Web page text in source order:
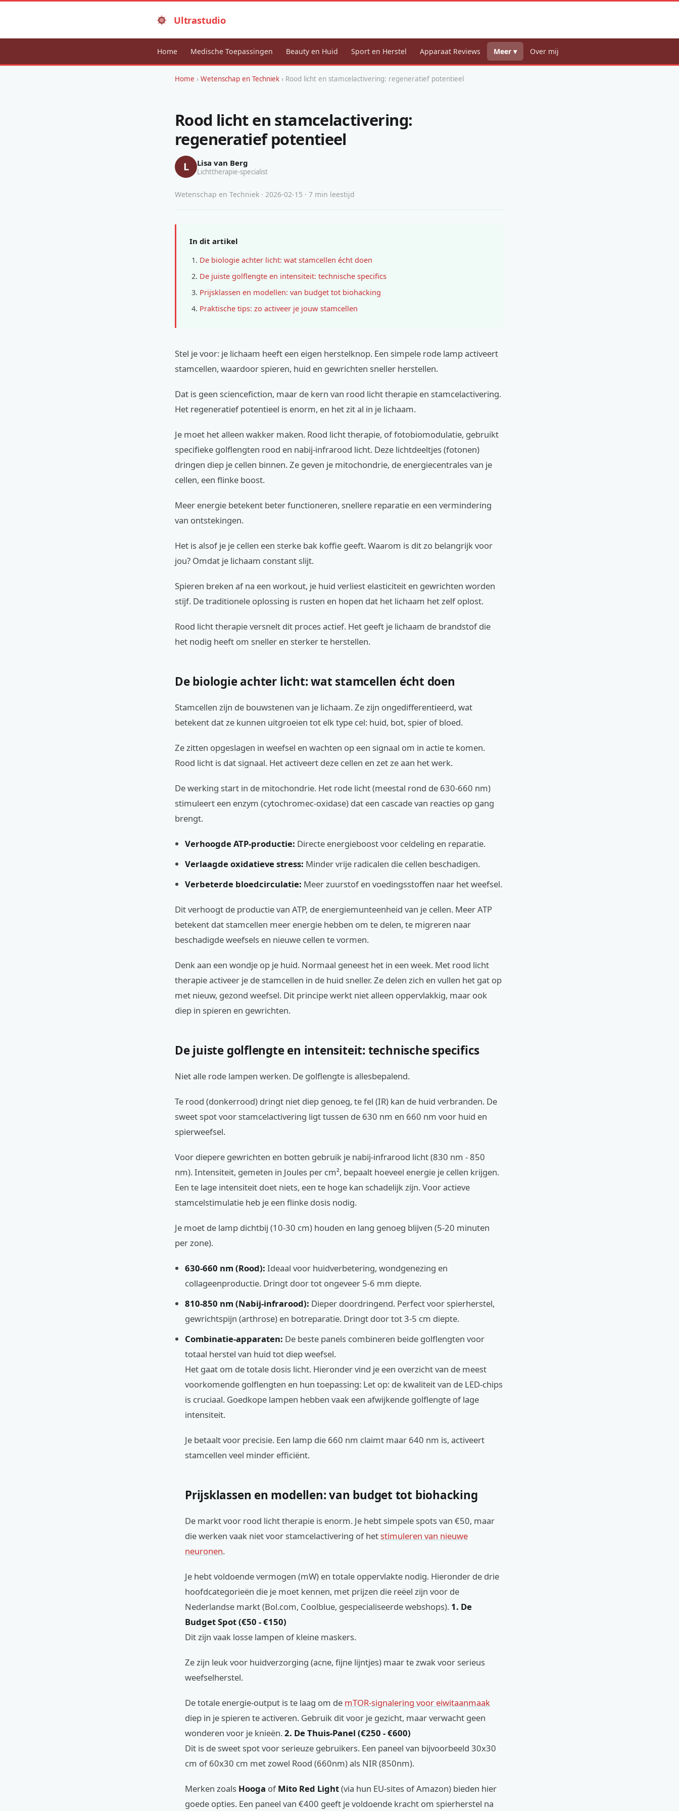
Ultrastudio
Home Medische Toepassingen Beauty en Huid Sport en Herstel Apparaat Reviews Meer ▾ Over mij
Home › Wetenschap en Techniek › Rood licht en stamcelactivering: regeneratief potentieel
Rood licht en stamcelactivering:
regeneratief potentieel
L Lisa van Berg
Lichttherapie-specialist
Wetenschap en Techniek · 2026-02-15 · 7 min leestijd
In dit artikel
De biologie achter licht: wat stamcellen écht doen
De juiste golflengte en intensiteit: technische specifics
Prijsklassen en modellen: van budget tot biohacking
Praktische tips: zo activeer je jouw stamcellen
Stel je voor: je lichaam heeft een eigen herstelknop. Een simpele rode lamp activeert
stamcellen, waardoor spieren, huid en gewrichten sneller herstellen.
Dat is geen sciencefiction, maar de kern van rood licht therapie en stamcelactivering.
Het regeneratief potentieel is enorm, en het zit al in je lichaam.
Je moet het alleen wakker maken. Rood licht therapie, of fotobiomodulatie, gebruikt
specifieke golflengten rood en nabij-infrarood licht. Deze lichtdeeltjes (fotonen)
dringen diep je cellen binnen. Ze geven je mitochondrie, de energiecentrales van je
cellen, een flinke boost.
Meer energie betekent beter functioneren, snellere reparatie en een vermindering
van ontstekingen.
Het is alsof je je cellen een sterke bak koffie geeft. Waarom is dit zo belangrijk voor
jou? Omdat je lichaam constant slijt.
Spieren breken af na een workout, je huid verliest elasticiteit en gewrichten worden
stijf. De traditionele oplossing is rusten en hopen dat het lichaam het zelf oplost.
Rood licht therapie versnelt dit proces actief. Het geeft je lichaam de brandstof die
het nodig heeft om sneller en sterker te herstellen.
De biologie achter licht: wat stamcellen écht doen
Stamcellen zijn de bouwstenen van je lichaam. Ze zijn ongedifferentieerd, wat
betekent dat ze kunnen uitgroeien tot elk type cel: huid, bot, spier of bloed.
Ze zitten opgeslagen in weefsel en wachten op een signaal om in actie te komen.
Rood licht is dat signaal. Het activeert deze cellen en zet ze aan het werk.
De werking start in de mitochondrie. Het rode licht (meestal rond de 630-660 nm)
stimuleert een enzym (cytochromec-oxidase) dat een cascade van reacties op gang
brengt.
Verhoogde ATP-productie: Directe energieboost voor celdeling en reparatie.
Verlaagde oxidatieve stress: Minder vrije radicalen die cellen beschadigen.
Verbeterde bloedcirculatie: Meer zuurstof en voedingsstoffen naar het weefsel.
Dit verhoogt de productie van ATP, de energiemunteenheid van je cellen. Meer ATP
betekent dat stamcellen meer energie hebben om te delen, te migreren naar
beschadigde weefsels en nieuwe cellen te vormen.
Denk aan een wondje op je huid. Normaal geneest het in een week. Met rood licht
therapie activeer je de stamcellen in de huid sneller. Ze delen zich en vullen het gat op
met nieuw, gezond weefsel. Dit principe werkt niet alleen oppervlakkig, maar ook
diep in spieren en gewrichten.
De juiste golflengte en intensiteit: technische specifics
Niet alle rode lampen werken. De golflengte is allesbepalend.
Te rood (donkerrood) dringt niet diep genoeg, te fel (IR) kan de huid verbranden. De
sweet spot voor stamcelactivering ligt tussen de 630 nm en 660 nm voor huid en
spierweefsel.
Voor diepere gewrichten en botten gebruik je nabij-infrarood licht (830 nm - 850
nm). Intensiteit, gemeten in Joules per cm², bepaalt hoeveel energie je cellen krijgen.
Een te lage intensiteit doet niets, een te hoge kan schadelijk zijn. Voor actieve
stamcelstimulatie heb je een flinke dosis nodig.
Je moet de lamp dichtbij (10-30 cm) houden en lang genoeg blijven (5-20 minuten
per zone).
630-660 nm (Rood): Ideaal voor huidverbetering, wondgenezing en
collageenproductie. Dringt door tot ongeveer 5-6 mm diepte.
810-850 nm (Nabij-infrarood): Dieper doordringend. Perfect voor spierherstel,
gewrichtspijn (arthrose) en botreparatie. Dringt door tot 3-5 cm diepte.
Combinatie-apparaten: De beste panels combineren beide golflengten voor
totaal herstel van huid tot diep weefsel.
Het gaat om de totale dosis licht. Hieronder vind je een overzicht van de meest
voorkomende golflengten en hun toepassing: Let op: de kwaliteit van de LED-chips
is cruciaal. Goedkope lampen hebben vaak een afwijkende golflengte of lage
intensiteit.
Je betaalt voor precisie. Een lamp die 660 nm claimt maar 640 nm is, activeert
stamcellen veel minder efficiënt.
Prijsklassen en modellen: van budget tot biohacking
De markt voor rood licht therapie is enorm. Je hebt simpele spots van €50, maar
die werken vaak niet voor stamcelactivering of hetstimuleren van nieuwe
neuronen.
Je hebt voldoende vermogen (mW) en totale oppervlakte nodig. Hieronder de drie
hoofdcategorieën die je moet kennen, met prijzen die reëel zijn voor de
Nederlandse markt (Bol.com, Coolblue, gespecialiseerde webshops). 1. De
Budget Spot (€50 - €150)
Dit zijn vaak losse lampen of kleine maskers.
Ze zijn leuk voor huidverzorging (acne, fijne lijntjes) maar te zwak voor serieus
weefselherstel.
De totale energie-output is te laag om de mTOR-signalering voor eiwitaanmaak
diep in je spieren te activeren. Gebruik dit voor je gezicht, maar verwacht geen
wonderen voor je knieën.2. De Thuis-Panel (€250 - €600)
Dit is de sweet spot voor serieuze gebruikers. Een paneel van bijvoorbeeld 30x30
cm of 60x30 cm met zowel Rood (660nm) als NIR (850nm).
Merken zoals Hooga ofMito Red Light(via hun EU-sites of Amazon) bieden hier
goede opties. Een paneel van €400 geeft je voldoende kracht om spierherstel na